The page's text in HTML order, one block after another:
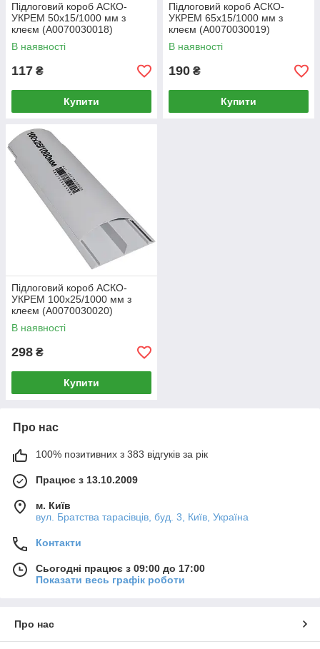
Підлоговий короб АСКО-
УКРЕМ 50х15/1000 мм з
клеєм (A0070030018)
В наявності
117 ₴
Купити
Підлоговий короб АСКО-
УКРЕМ 65х15/1000 мм з
клеєм (A0070030019)
В наявності
190 ₴
Купити
Підлоговий короб АСКО-
УКРЕМ 100х25/1000 мм з
клеєм (A0070030020)
В наявності
298 ₴
Купити
Про нас
100% позитивних з 383 відгуків за рік
Працює з 13.10.2009
м. Київ
вул. Братства тарасівців, буд. 3, Київ, Україна
Контакти
Сьогодні працює з 09:00 до 17:00
Показати весь графік роботи
Про нас